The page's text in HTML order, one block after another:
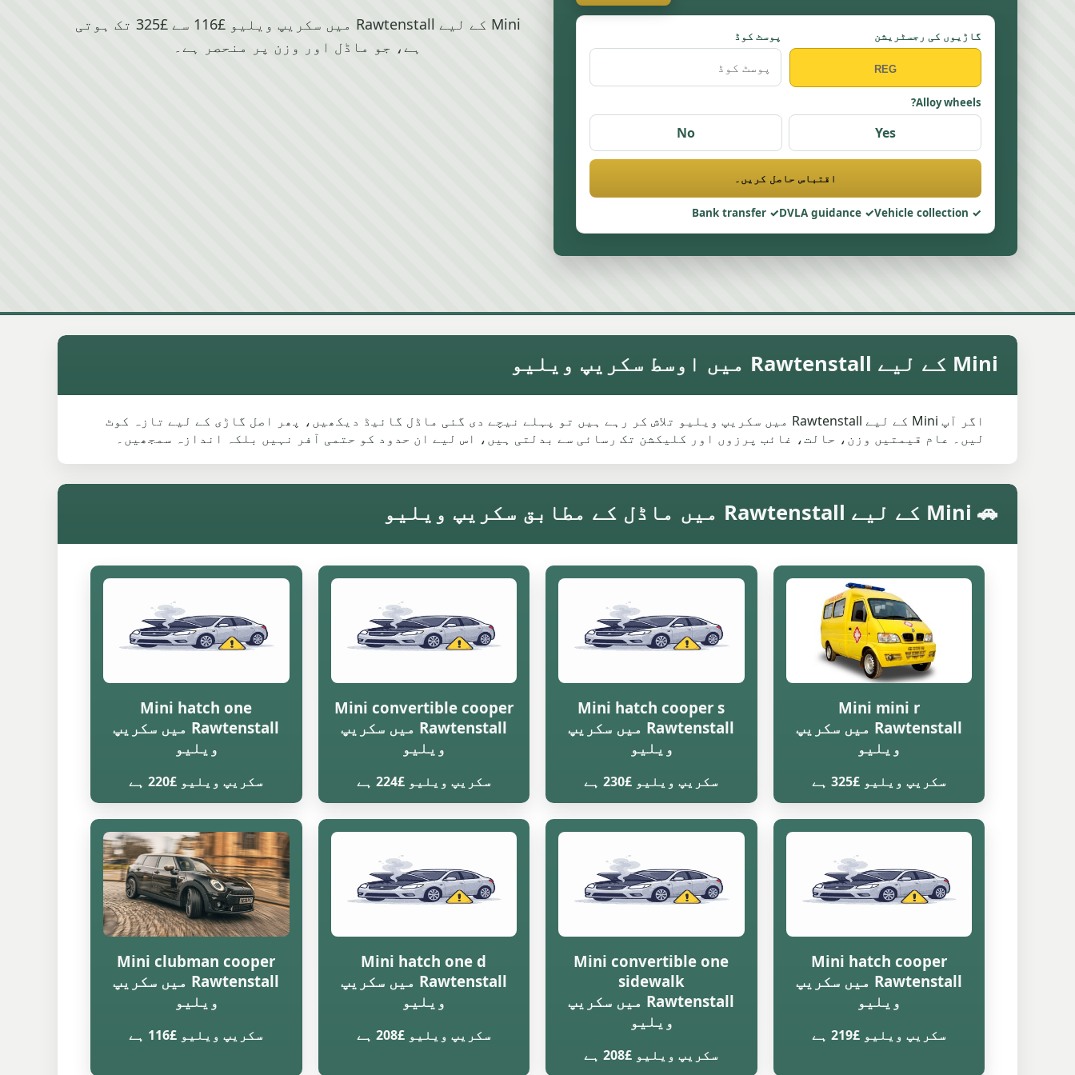
گاڑیوں کی رجسٹریشن پوسٹ کوڈ
Alloy wheels?
Yes
No
اقتباس حاصل کریں۔
Vehicle collection
DVLA guidance
Bank transfer
Mini کے لیے Rawtenstall میں سکریپ ویلیو £116 سے £325 تک ہوتی
ہے، جو ماڈل اور وزن پر منحصر ہے۔
Mini کے لیے Rawtenstall میں اوسط سکریپ ویلیو
اگر آپ Mini کے لیے Rawtenstall میں سکریپ ویلیو تلاش کر رہے ہیں تو پہلے نیچے دی گئی ماڈل گائیڈ دیکھیں، پھر اصل گاڑی کے لیے تازہ کوٹ
لیں۔ عام قیمتیں وزن، حالت، غائب پرزوں اور کلیکشن تک رسائی سے بدلتی ہیں، اس لیے ان حدود کو حتمی آفر نہیں بلکہ اندازہ سمجھیں۔
🚗 Mini کے لیے Rawtenstall میں ماڈل کے مطابق سکریپ ویلیو
Mini mini r
Rawtenstall میں سکریپ
ویلیو
سکریپ ویلیو £325 ہے
Mini hatch cooper s
Rawtenstall میں سکریپ
ویلیو
سکریپ ویلیو £230 ہے
Mini convertible cooper
Rawtenstall میں سکریپ
ویلیو
سکریپ ویلیو £224 ہے
Mini hatch one
Rawtenstall میں سکریپ
ویلیو
سکریپ ویلیو £220 ہے
Mini hatch cooper
Rawtenstall میں سکریپ
ویلیو
سکریپ ویلیو £219 ہے
Mini convertible one
sidewalk
Rawtenstall میں سکریپ
ویلیو
سکریپ ویلیو £208 ہے
Mini hatch one d
Rawtenstall میں سکریپ
ویلیو
سکریپ ویلیو £208 ہے
Mini clubman cooper
Rawtenstall میں سکریپ
ویلیو
سکریپ ویلیو £116 ہے